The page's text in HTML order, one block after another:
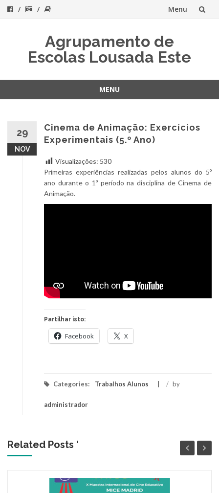
Menu
content
Agrupamento de
Escolas Lousada Este
MENU
29
NOV
Cinema de Animação: Exercícios
Experimentais (5.º Ano)
Visualizações: 530
Primeiras experiências realizadas pelos alunos do 5º
ano durante o 1º período na disciplina de Cinema de
Animação.
Partilhar isto:
Facebook X
Categories: Trabalhos Alunos / by
administrador
Related Posts '